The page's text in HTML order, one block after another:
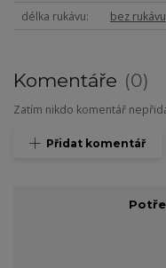
délka rukávu bez rukávu
Komentáře 0
Zatím nikdo komentář
Přidat komentář